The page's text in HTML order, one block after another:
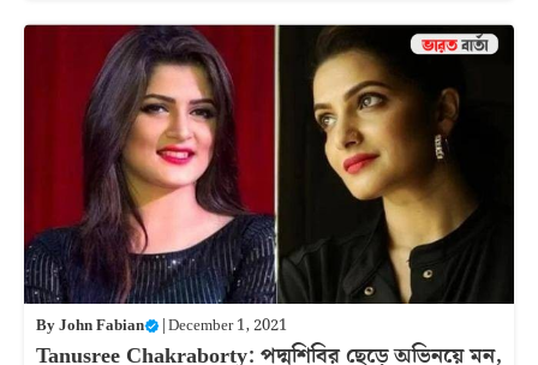
ByJohn Fabian |December 1, 2021
Tanusree Chakraborty: পদ্মশিবির ছেড়ে অভিনয়ে মন,